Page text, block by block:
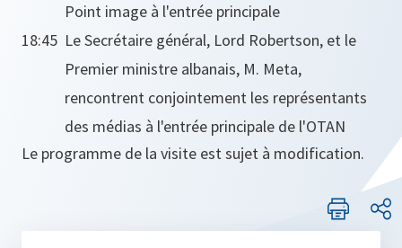
Point image à l'entrée principale
18:45 Le Secrétaire général, Lord Robertson, et le
Premier ministre albanais, M. Meta,
rencontrent conjointement les représentants
des médias à l'entrée principale de l'OTAN
Le programme de la visite est sujet à modification.